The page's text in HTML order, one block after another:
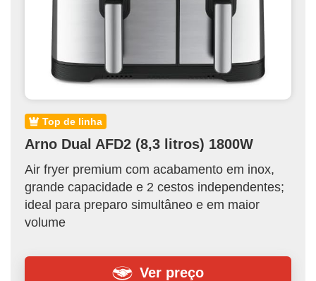
top de linha
Arno Dual AFD2 (8,3 litros) 1800W
Air fryer premium com acabamento em inox,
grande capacidade e 2 cestos independentes;
ideal para preparo simultâneo e em maior
volume
Ver preço